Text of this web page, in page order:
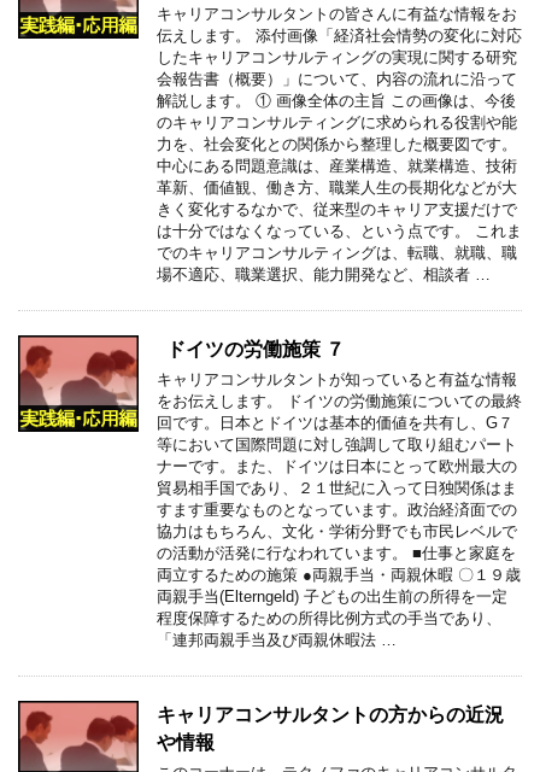
キャリアコンサルタントの皆さんに有益な情報をお
伝えします。 添付画像「経済社会情勢の変化に対応
したキャリアコンサルティングの実現に関する研究
会報告書（概要）」について、内容の流れに沿って
解説します。 ① 画像全体の主旨 この画像は、今後
のキャリアコンサルティングに求められる役割や能
力を、社会変化との関係から整理した概要図です。
中心にある問題意識は、産業構造、就業構造、技術
革新、価値観、働き方、職業人生の長期化などが大
きく変化するなかで、従来型のキャリア支援だけで
は十分ではなくなっている、という点です。 これま
でのキャリアコンサルティングは、転職、就職、職
場不適応、職業選択、能力開発など、相談者 …
ドイツの労働施策 ７
キャリアコンサルタントが知っていると有益な情報
をお伝えします。 ドイツの労働施策についての最終
回です。日本とドイツは基本的価値を共有し、G７
等において国際問題に対し強調して取り組むパート
ナーです。また、ドイツは日本にとって欧州最大の
貿易相手国であり、２１世紀に入って日独関係はま
すます重要なものとなっています。政治経済面での
協力はもちろん、文化・学術分野でも市民レベルで
の活動が活発に行なわれています。 ■仕事と家庭を
両立するための施策 ●両親手当・両親休暇 〇１９歳
両親手当(Elterngeld) 子どもの出生前の所得を一定
程度保障するための所得比例方式の手当であり、
「連邦両親手当及び両親休暇法 …
キャリアコンサルタントの方からの近況
や情報